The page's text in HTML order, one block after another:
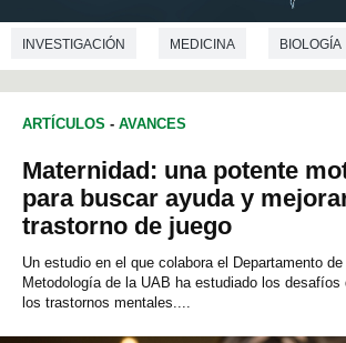
INVESTIGACIÓN MEDICINA BIOLOGÍA
ARTÍCULOS - AVANCES
Maternidad: una potente
para buscar ayuda y
trastorno de juego
Un estudio en el que colabora el Departamento
Metodología de la UAB ha estudiado los desafíos
los trastornos mentales....